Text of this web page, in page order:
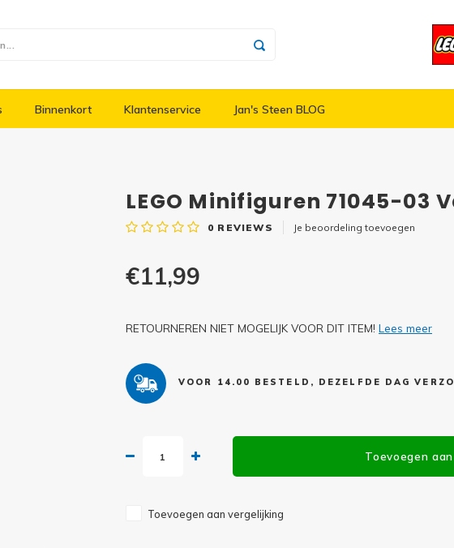
Binnenkort Klantenservice Jan's Steen BLOG
LEGO Minifiguren 71045-03
0 REVIEWS Je beoordeling toevoegen
€11,99
RETOURNEREN NIET MOGELIJK VOOR DIT ITEM! Lees meer
VOOR 14.00 BESTELD, DEZELFDE DAG
Toevoegen
Toevoegen aan vergelijking